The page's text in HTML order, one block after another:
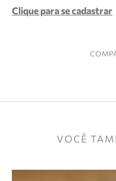
Clique para se cadastrar
VOCÊ